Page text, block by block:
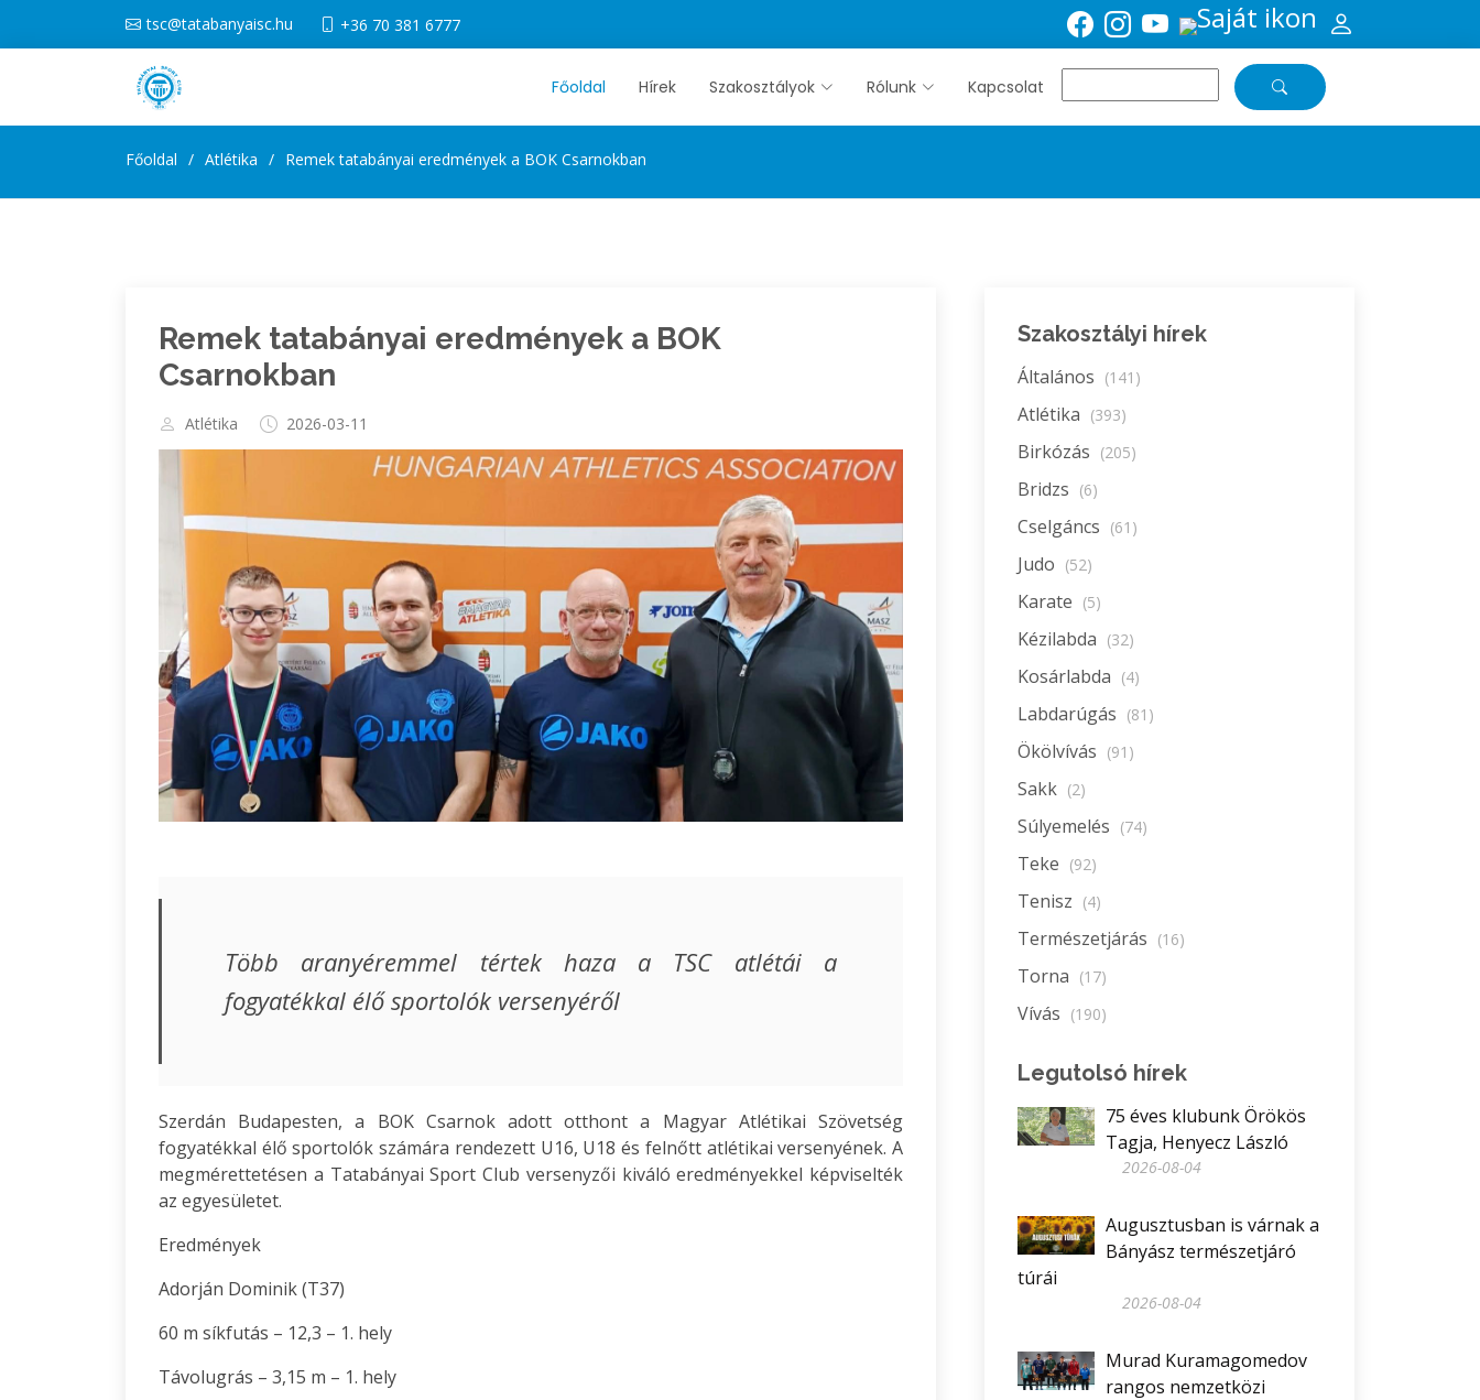
tsc@tatabanyaisc.hu +36 70 381 6777
Főoldal Hírek Szakosztályok Rólunk Kapcsolat
Főoldal Atlétika Remek tatabányai eredmények a BOK Csarnokban
Remek tatabányai eredmények a BOK
Csarnokban
Atlétika 2026-03-11
Több aranyéremmel tértek haza a TSC atlétái a
fogyatékkal élő sportolók versenyéről
Szerdán Budapesten, a BOK Csarnok adott otthont a Magyar Atlétikai Szövetség
fogyatékkal élő sportolók számára rendezett U16, U18 és felnőtt atlétikai versenyének. A
megmérettetésen a Tatabányai Sport Club versenyzői kiváló eredményekkel képviselték
az egyesületet.
Eredmények
Adorján Dominik (T37)
60 m síkfutás – 12,3 – 1. hely
Távolugrás – 3,15 m – 1. hely
Szakosztályi hírek
Általános (141)
Atlétika (393)
Birkózás (205)
Bridzs (6)
Cselgáncs (61)
Judo (52)
Karate (5)
Kézilabda (32)
Kosárlabda (4)
Labdarúgás (81)
Ökölvívás (91)
Sakk (2)
Súlyemelés (74)
Teke (92)
Tenisz (4)
Természetjárás (16)
Torna (17)
Vívás (190)
Legutolsó hírek
75 éves klubunk Örökös
Tagja, Henyecz László
2026-08-04
Augusztusban is várnak a
Bányász természetjáró
túrái
2026-08-04
Murad Kuramagomedov
rangos nemzetközi